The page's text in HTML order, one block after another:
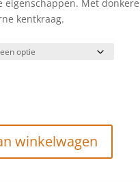
eigenschappen. Met donkere
kentkraag.
winkelwagen